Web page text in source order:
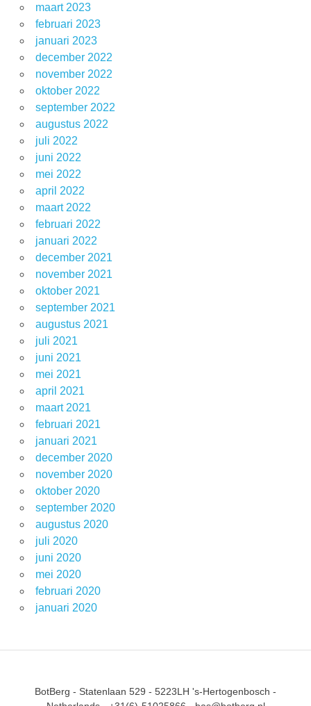
maart 2023
februari 2023
januari 2023
december 2022
november 2022
oktober 2022
september 2022
augustus 2022
juli 2022
juni 2022
mei 2022
april 2022
maart 2022
februari 2022
januari 2022
december 2021
november 2021
oktober 2021
september 2021
augustus 2021
juli 2021
juni 2021
mei 2021
april 2021
maart 2021
februari 2021
januari 2021
december 2020
november 2020
oktober 2020
september 2020
augustus 2020
juli 2020
juni 2020
mei 2020
februari 2020
januari 2020
BotBerg - Statenlaan 529 - 5223LH 's-Hertogenbosch -